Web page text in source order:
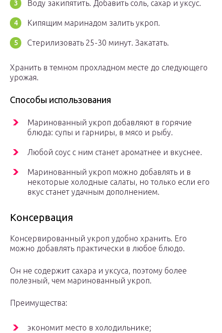
Воду закипятить. Добавить соль, сахар и уксус.
Кипящим маринадом залить укроп.
Стерилизовать 25-30 минут. Закатать.
Хранить в темном прохладном месте до следующего
урожая.
Способы использования
Маринованный укроп добавляют в горячие
блюда: супы и гарниры, в мясо и рыбу.
Любой соус с ним станет ароматнее и вкуснее.
Маринованный укроп можно добавлять и в
некоторые холодные салаты, но только если его
вкус станет удачным дополнением.
Консервация
Консервированный укроп удобно хранить. Его
можно добавлять практически в любое блюдо.
Он не содержит сахара и уксуса, поэтому более
полезный, чем маринованный укроп.
Преимущества:
экономит место в холодильнике;